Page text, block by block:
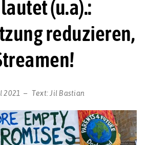
(u.a).:
reduzieren,
2021 Text: Jil Bastian